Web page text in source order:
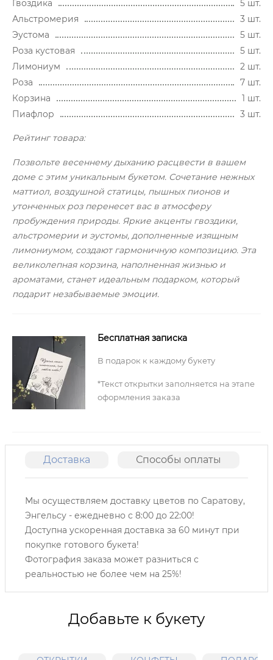
Гвоздика
5 шт.
Альстромерия
3 шт.
Эустома
5 шт.
Роза кустовая
5 шт.
Лимониум
2 шт.
Роза
7 шт.
Корзина
1 шт.
Пиафлор
3 шт.
Рейтинг товара:
Позвольте весеннему дыханию расцвести в вашем
доме с этим уникальным букетом. Сочетание нежных
маттиол, воздушной статицы, пышных пионов и
утонченных роз перенесет вас в атмосферу
пробуждения природы. Яркие акценты гвоздики,
альстромерии и эустомы, дополненные изящным
лимониумом, создают гармоничную композицию. Эта
великолепная корзина, наполненная жизнью и
ароматами, станет идеальным подарком, который
подарит незабываемые эмоции.
Бесплатная записка
В подарок к каждому букету
*Текст открытки заполняется на этапе
оформления заказа
Доставка Способы оплаты
Мы осуществляем доставку цветов по Саратову,
Энгельсу - ежедневно с 8:00 до 22:00!
Доступна ускоренная доставка за 60 минут при
покупке готового букета!
Фотография заказа может разниться с
реальностью не более чем на 25%!
Добавьте к букету